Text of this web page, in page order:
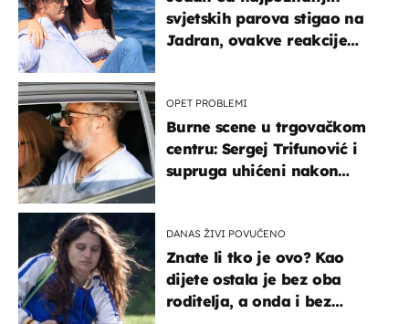
svjetskih parova stigao na
Jadran, ovakve reakcije
OPET PROBLEMI
Burne scene u trgovačkom
centru: Sergej Trifunović i
supruga uhićeni nakon
DANAS ŽIVI POVUČENO
Znate li tko je ovo? Kao
dijete ostala je bez oba
roditelja, a onda i bez